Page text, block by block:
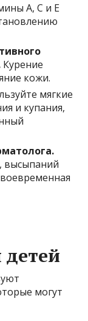
A, C и E
Курение
кожи.
мягкие
и купания,
высыпаний
могут